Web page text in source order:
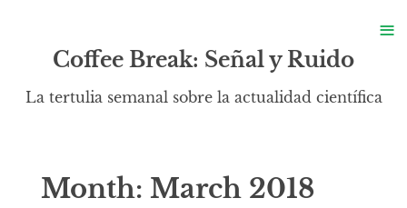
Coffee Break: Señal y Ruido
La tertulia semanal sobre la actualidad científica
Month: March 2018
≡